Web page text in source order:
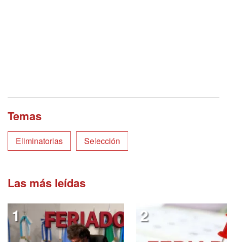
Temas
Eliminatorias Selección
Las más leídas